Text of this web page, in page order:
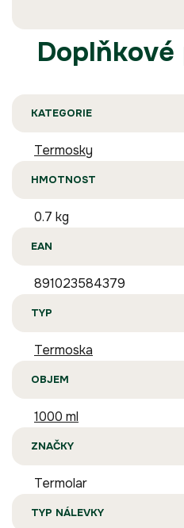
KATEGORIE
Termosky
HMOTNOST
0.7 kg
EAN
891023584379
TYP
Termoska
OBJEM
1000 ml
ZNAČKY
Termolar
TYP NÁLEVKY